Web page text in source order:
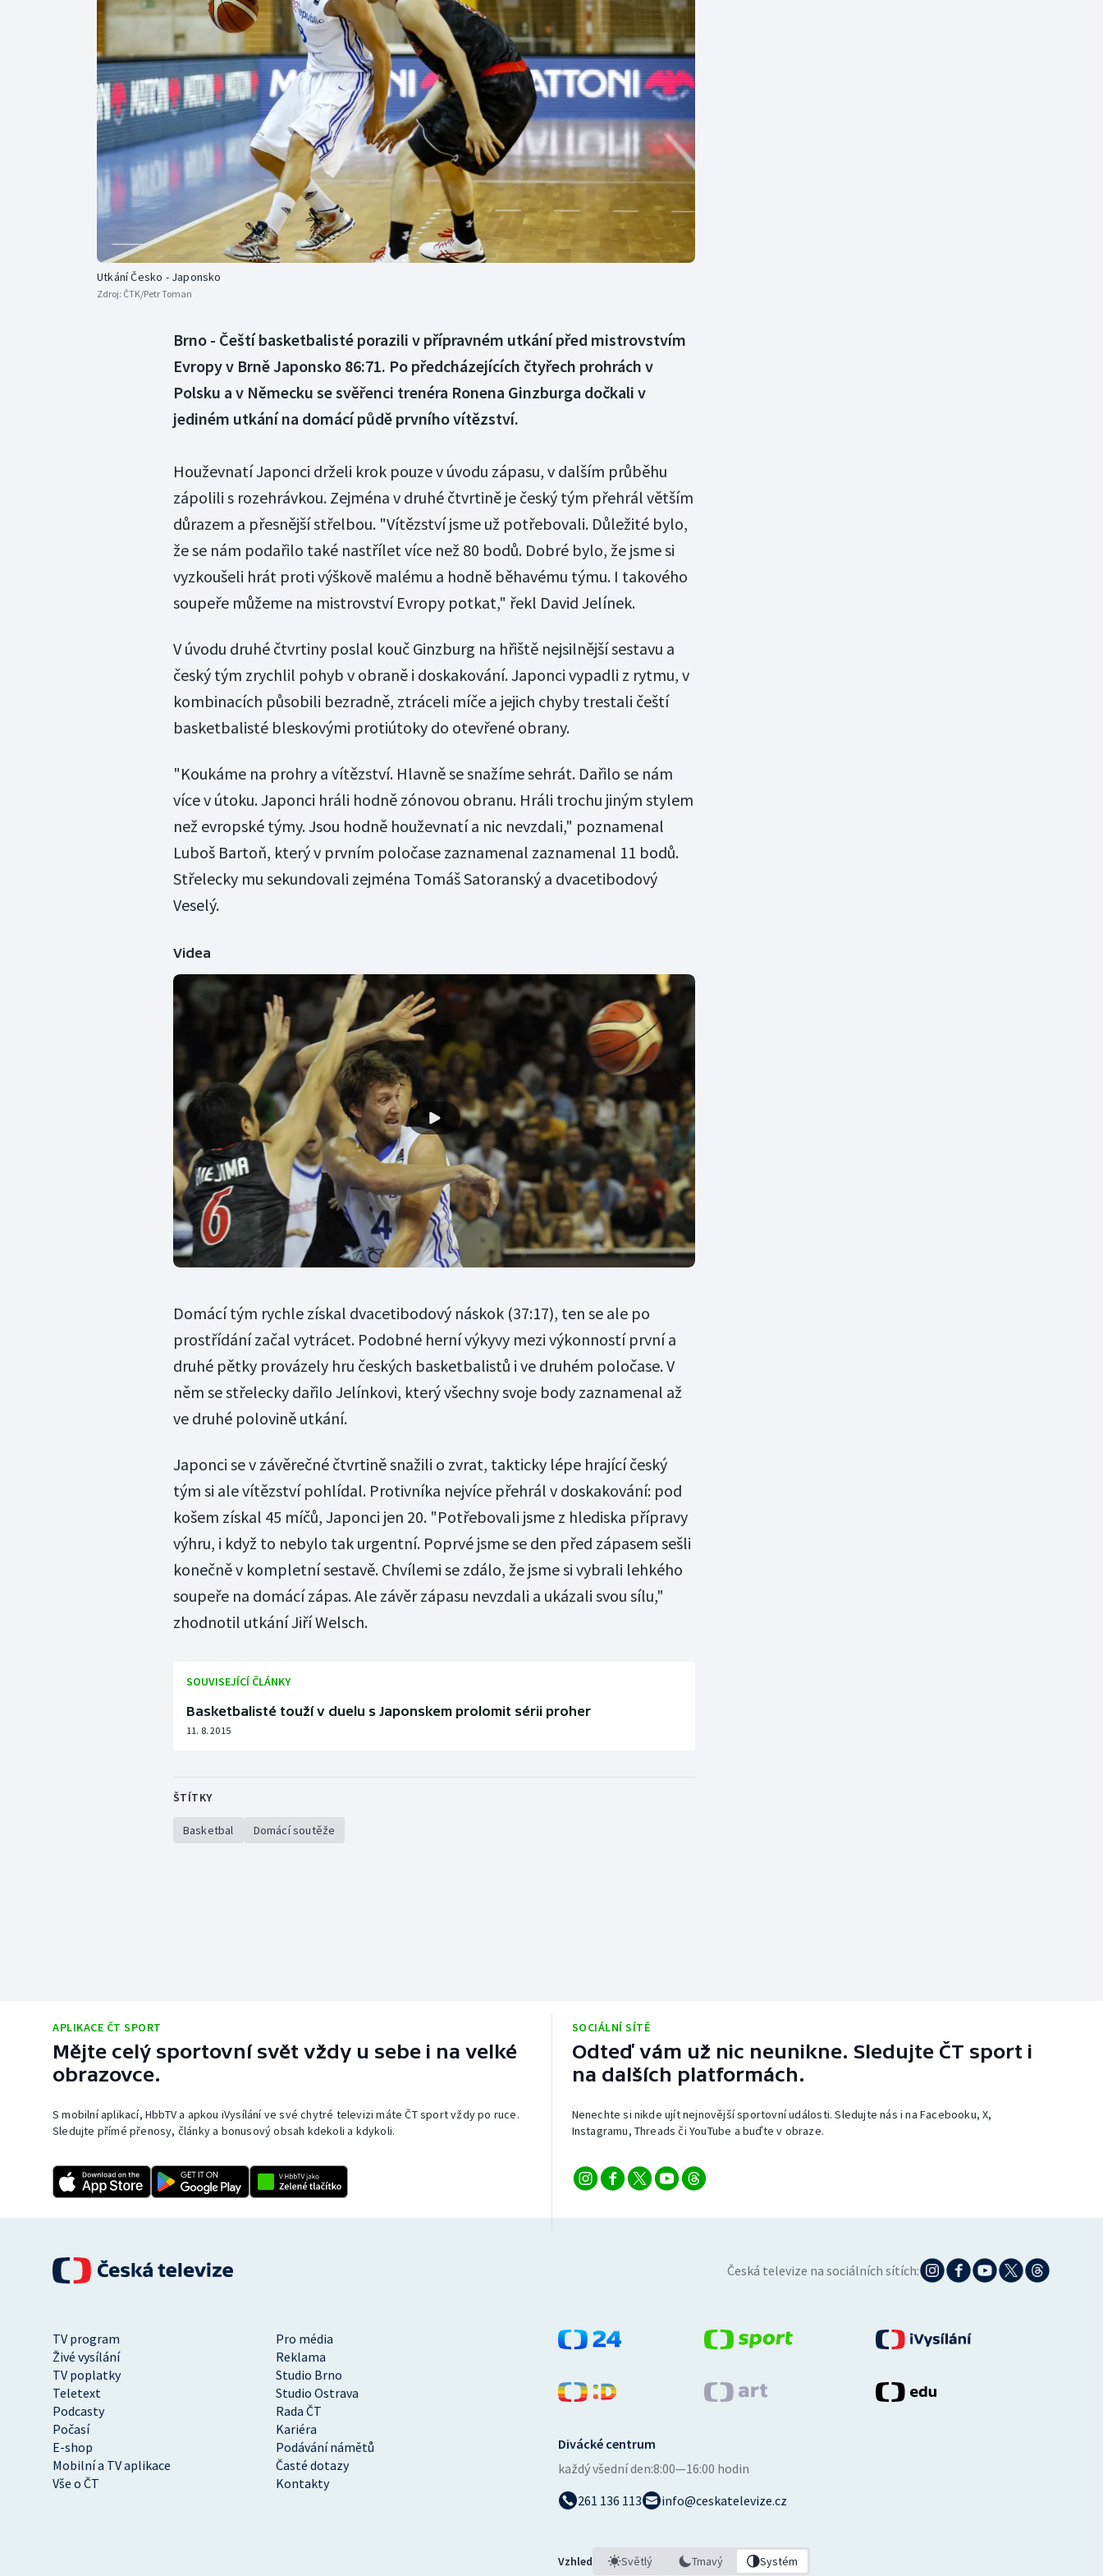
Curling
Dostihy
Florbal
Futsal
Golf
Gymnastika
Moderní pětiboj
Motorsport
Olympijské hry
Parasport
Plavání
Plážový volejbal
Triatlon
Veslování
Vodní slalom
Volejbal
Ostatní
Utkání Česko - Japonsko
Zdroj: ČTK/Petr Toman
Brno - Čeští basketbalisté porazili v přípravném utkání před mistrovstvím
Evropy v Brně Japonsko 86:71. Po předcházejících čtyřech prohrách v
Polsku a v Německu se svěřenci trenéra Ronena Ginzburga dočkali v
jediném utkání na domácí půdě prvního vítězství.
Houževnatí Japonci drželi krok pouze v úvodu zápasu, v dalším průběhu
zápolili s rozehrávkou. Zejména v druhé čtvrtině je český tým přehrál větším
důrazem a přesnější střelbou. "Vítězství jsme už potřebovali. Důležité bylo,
že se nám podařilo také nastřílet více než 80 bodů. Dobré bylo, že jsme si
vyzkoušeli hrát proti výškově malému a hodně běhavému týmu. I takového
soupeře můžeme na mistrovství Evropy potkat," řekl David Jelínek.
V úvodu druhé čtvrtiny poslal kouč Ginzburg na hřiště nejsilnější sestavu a
český tým zrychlil pohyb v obraně i doskakování. Japonci vypadli z rytmu, v
kombinacích působili bezradně, ztráceli míče a jejich chyby trestali čeští
basketbalisté bleskovými protiútoky do otevřené obrany.
"Koukáme na prohry a vítězství. Hlavně se snažíme sehrát. Dařilo se nám
více v útoku. Japonci hráli hodně zónovou obranu. Hráli trochu jiným stylem
než evropské týmy. Jsou hodně houževnatí a nic nevzdali," poznamenal
Luboš Bartoň, který v prvním poločase zaznamenal zaznamenal 11 bodů.
Střelecky mu sekundovali zejména Tomáš Satoranský a dvacetibodový
Veselý.
Videa
Domácí tým rychle získal dvacetibodový náskok (37:17), ten se ale po
prostřídání začal vytrácet. Podobné herní výkyvy mezi výkonností první a
druhé pětky provázely hru českých basketbalistů i ve druhém poločase. V
něm se střelecky dařilo Jelínkovi, který všechny svoje body zaznamenal až
ve druhé polovině utkání.
Japonci se v závěrečné čtvrtině snažili o zvrat, takticky lépe hrající český
tým si ale vítězství pohlídal. Protivníka nejvíce přehrál v doskakování: pod
košem získal 45 míčů, Japonci jen 20. "Potřebovali jsme z hlediska přípravy
výhru, i když to nebylo tak urgentní. Poprvé jsme se den před zápasem sešli
konečně v kompletní sestavě. Chvílemi se zdálo, že jsme si vybrali lehkého
soupeře na domácí zápas. Ale závěr zápasu nevzdali a ukázali svou sílu,"
zhodnotil utkání Jiří Welsch.
SOUVISEJÍCÍ ČLÁNKY
Basketbalisté touží v duelu s Japonskem prolomit sérii proher
11. 8. 2015
ŠTÍTKY
Basketbal Domácí soutěže
APLIKACE ČT SPORT
Mějte celý sportovní svět vždy u sebe i na velké
obrazovce.
S mobilní aplikací, HbbTV a apkou iVysílání ve své chytré televizi máte ČT sport vždy po ruce.
Sledujte přímé přenosy, články a bonusový obsah kdekoli a kdykoli.
SOCIÁLNÍ SÍTĚ
Odteď vám už nic neunikne. Sledujte ČT sport i
na dalších platformách.
Nenechte si nikde ujít nejnovější sportovní události. Sledujte nás i na Facebooku, X,
Instagramu, Threads či YouTube a buďte v obraze.
Česká televize na sociálních sítích:
TV program
Pro média
Živé vysílání
Reklama
TV poplatky
Studio Brno
Teletext
Studio Ostrava
Podcasty
Rada ČT
Počasí
Kariéra
E-shop
Podávání námětů
Mobilní a TV aplikace
Časté dotazy
Vše o ČT
Kontakty
Divácké centrum
každý všední den:8:00—16:00 hodin
261 136 113
info@ceskatelevize.cz
Vzhled Světlý Tmavý Systém